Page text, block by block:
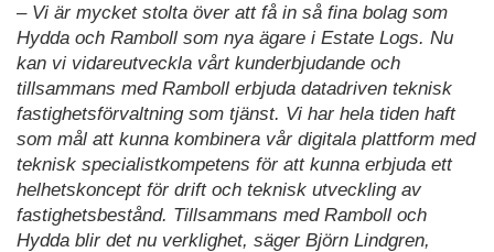
– Vi är mycket stolta över att få in så fina bolag som
Hydda och Ramboll som nya ägare i Estate Logs. Nu
kan vi vidareutveckla vårt kunderbjudande och
tillsammans med Ramboll erbjuda datadriven teknisk
fastighetsförvaltning som tjänst. Vi har hela tiden haft
som mål att kunna kombinera vår digitala plattform med
teknisk specialistkompetens för att kunna erbjuda ett
helhetskoncept för drift och teknisk utveckling av
fastighetsbestånd. Tillsammans med Ramboll och
Hydda blir det nu verklighet, säger Björn Lindgren,